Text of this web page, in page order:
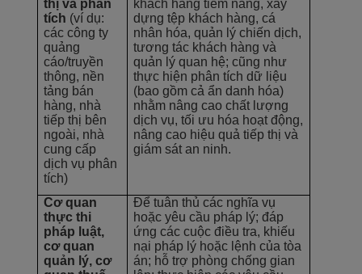
thị và phân
tích (ví dụ:
các công ty
quảng
cáo/truyền
thông, nền
tảng bán
hàng, nhà
tiếp thị bên
ngoài, nhà
cung cấp
dịch vụ phân
tích)
khách hàng tiềm năng, xây
dựng tệp khách hàng, cá
nhân hóa, quản lý chiến dịch,
tương tác khách hàng và
quản lý quan hệ; cũng như
thực hiện phân tích dữ liệu
(bao gồm cả ẩn danh hóa)
nhằm nâng cao chất lượng
dịch vụ, tối ưu hóa hoạt động,
nâng cao hiệu quả tiếp thị và
giám sát an ninh.
Cơ quan
thực thi
pháp luật,
cơ quan
quản lý, cơ
Để tuân thủ các nghĩa vụ
hoặc yêu cầu pháp lý; đáp
ứng các cuộc điều tra, khiếu
nại pháp lý hoặc lệnh của tòa
án; hỗ trợ phòng chống gian